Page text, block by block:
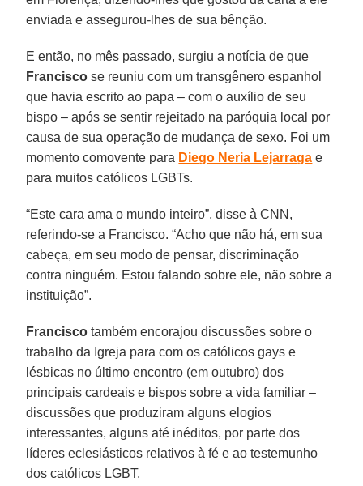
enviada e assegurou-lhes de sua bênção.
E então, no mês passado, surgiu a notícia de que
Francisco se reuniu com um transgênero espanhol
que havia escrito ao papa – com o auxílio de seu
bispo – após se sentir rejeitado na paróquia local por
causa de sua operação de mudança de sexo. Foi um
momento comovente para Diego Neria Lejarraga e
para muitos católicos LGBTs.
“Este cara ama o mundo inteiro”, disse à CNN,
referindo-se a Francisco. “Acho que não há, em sua
cabeça, em seu modo de pensar, discriminação
contra ninguém. Estou falando sobre ele, não sobre a
instituição”.
Francisco também encorajou discussões sobre o
trabalho da Igreja para com os católicos gays e
lésbicas no último encontro (em outubro) dos
principais cardeais e bispos sobre a vida familiar –
discussões que produziram alguns elogios
interessantes, alguns até inéditos, por parte dos
líderes eclesiásticos relativos à fé e ao testemunho
dos católicos LGBT.